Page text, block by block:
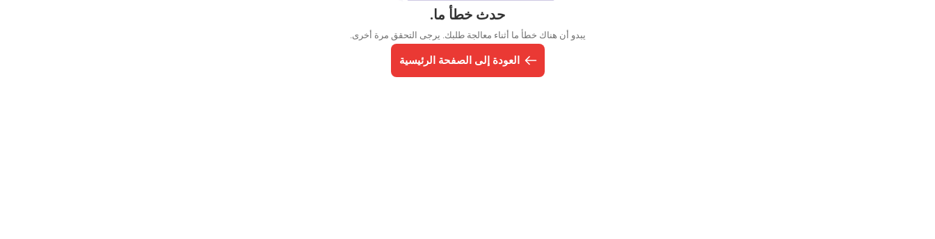
حدث خطأ ما.
يبدو أن هناك خطأ ما أثناء معالجة طلبك. يرجى التحقق مرة أخرى.
العودة إلى الصفحة الرئيسية